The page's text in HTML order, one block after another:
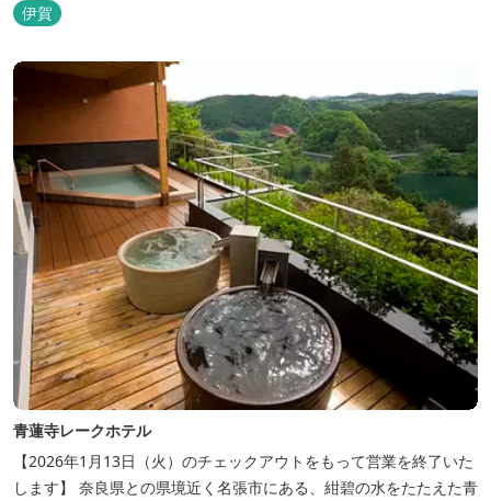
伊賀
青蓮寺レークホテル
【2026年1月13日（火）のチェックアウトをもって営業を終了いた
します】 奈良県との県境近く名張市にある、紺碧の水をたたえた青